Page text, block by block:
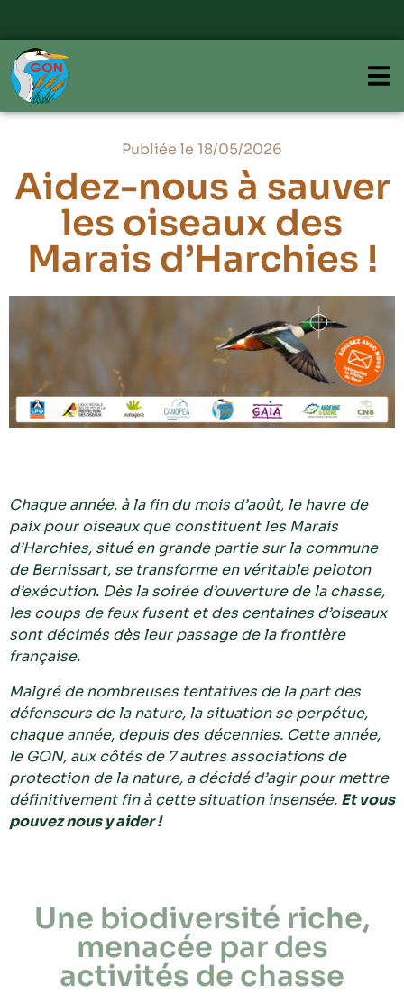
Publiée le 18/05/2026
Aidez-nous à sauver
les oiseaux des
Marais d’Harchies !
Chaque année, à la fin du mois d’août, le havre de
paix pour oiseaux que constituent les Marais
d’Harchies, situé en grande partie sur la commune
de Bernissart, se transforme en véritable peloton
d’exécution. Dès la soirée d’ouverture de la chasse,
les coups de feux fusent et des centaines d’oiseaux
sont décimés dès leur passage de la frontière
française.
Malgré de nombreuses tentatives de la part des
défenseurs de la nature, la situation se perpétue,
chaque année, depuis des décennies. Cette année,
le GON, aux côtés de 7 autres associations de
protection de la nature, a décidé d’agir pour mettre
définitivement fin à cette situation insensée. Et vous
pouvez nous y aider !
Une biodiversité riche,
menacée par des
activités de chasse